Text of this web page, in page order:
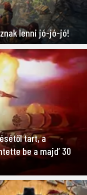
lenni jó-jó-jó!
tart, a
be a majd’ 30